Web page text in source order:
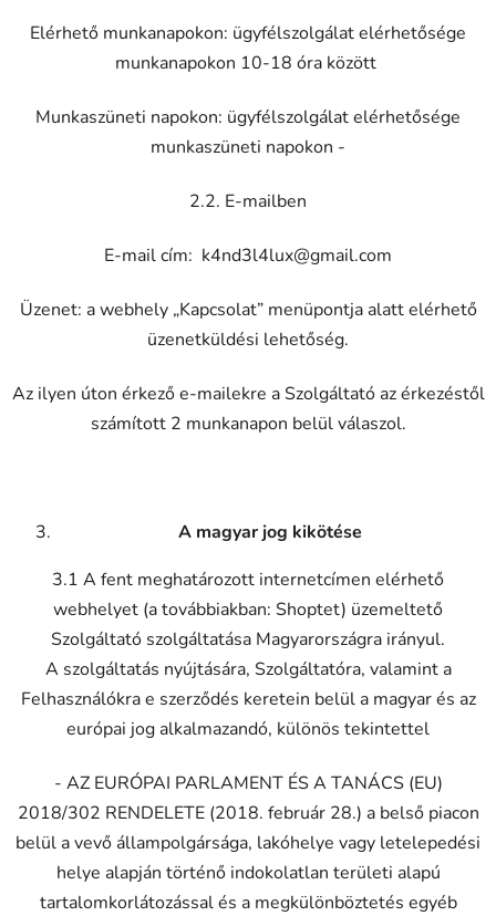
Elérhető munkanapokon: ügyfélszolgálat elérhetősége
munkanapokon 10-18 óra között
Munkaszüneti napokon: ügyfélszolgálat elérhetősége
munkaszüneti napokon -
2.2. E-mailben
E-mail cím: k4nd3l4lux@gmail.com
Üzenet: a webhely „Kapcsolat” menüpontja alatt elérhető
üzenetküldési lehetőség.
Az ilyen úton érkező e-mailekre a Szolgáltató az érkezéstől
számított 2 munkanapon belül válaszol.
A magyar jog kikötése
3.1 A fent meghatározott internetcímen elérhető
webhelyet (a továbbiakban: Shoptet) üzemeltető
Szolgáltató szolgáltatása Magyarországra irányul.
A szolgáltatás nyújtására, Szolgáltatóra, valamint a
Felhasználókra e szerződés keretein belül a magyar és az
európai jog alkalmazandó, különös tekintettel
- AZ EURÓPAI PARLAMENT ÉS A TANÁCS (EU)
2018/302 RENDELETE (2018. február 28.) a belső piacon
belül a vevő állampolgársága, lakóhelye vagy letelepedési
helye alapján történő indokolatlan területi alapú
tartalomkorlátozással és a megkülönböztetés egyéb